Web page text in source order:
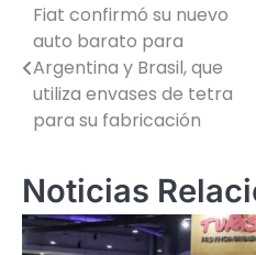
Navegación
de
entradas
Fiat confirmó su nuevo
auto barato para
Argentina y Brasil, que
utiliza envases de tetra
para su fabricación
Noticias